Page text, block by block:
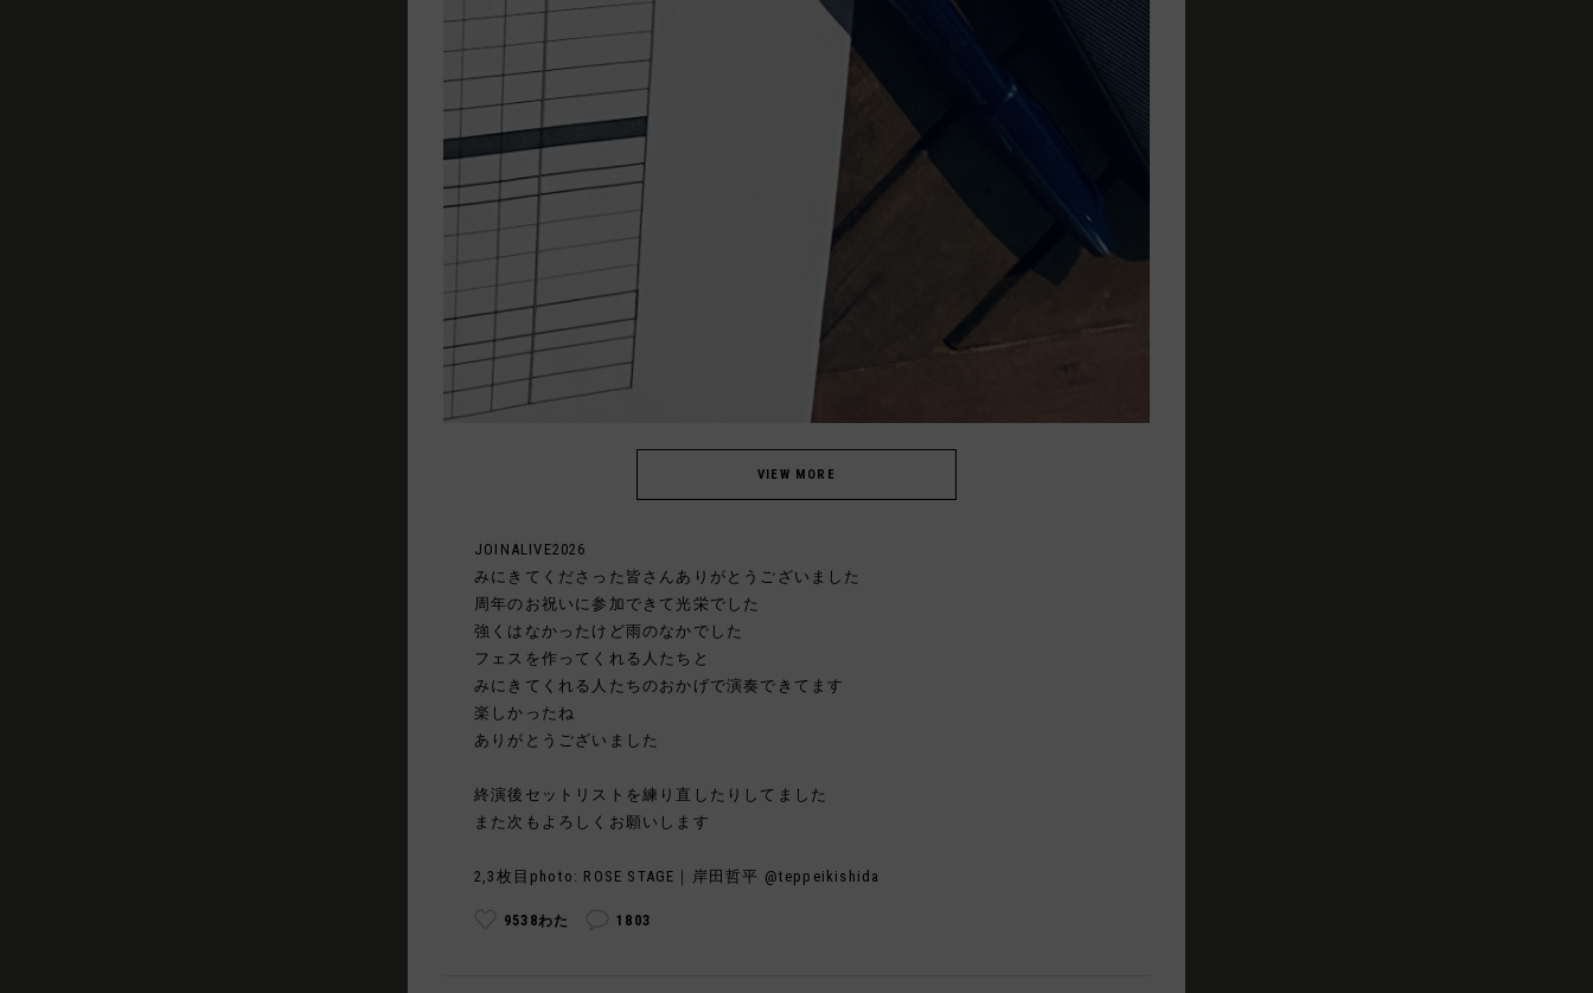
JOINALIVE2026
みにきてくださった皆さんありがとうございました
周年のお祝いに参加できて光栄でした
強くはなかったけど雨のなかでした
フェスを作ってくれる人たちと
みにきてくれる人たちのおかげで演奏できてます
楽しかったね
ありがとうございました
終演後セットリストを練り直したりしてました
また次もよろしくお願いします
2,3枚目photo: ROSE STAGE｜岸田哲平 @teppeikishida
9538わた 1803